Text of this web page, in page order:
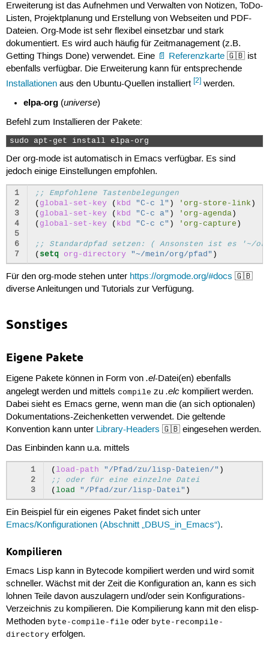
Erweiterung ist das Aufnehmen und Verwalten von Notizen, ToDo-
Listen, Projektplanung und Erstellung von Webseiten und PDF-
Dateien. Org-Mode ist sehr flexibel einsetzbar und stark
dokumentiert. Es wird auch häufig für Zeitmanagement (z.B.
Getting Things Done) verwendet. Eine
Referenzkarte🇬🇧 ist
ebenfalls verfügbar. Die Erweiterung kann für entsprechende
Installationenaus den Ubuntu-Quellen installiert [2]werden.
elpa-org (universe)
Befehl zum Installieren der Pakete:
sudo apt-get install elpa-org
Der org-mode ist automatisch in Emacs verfügbar. Es sind
jedoch einige Einstellungen empfohlen.
1
2
3
4
5
6
7
;; Empfohlene Tastenbelegungen
( global-set-key ( kbd "C-c l" ) 'org-store-link )
( global-set-key ( kbd "C-c a" ) 'org-agenda )
( global-set-key ( kbd "C-c c" ) 'org-capture )
;; Standardpfad setzen: ( Ansonsten ist es '~/
( setq org-directory "~/mein/org/pfad" )
Für den org-mode stehen unter https://orgmode.org/#docs 🇬🇧
diverse Anleitungen und Tutorials zur Verfügung.
Sonstiges
Eigene Pakete
Eigene Pakete können in Form von .el-Datei(en) ebenfalls
angelegt werden und mittels compile zu .elckompiliert werden.
Dabei sieht es Emacs gerne, wenn man die (an sich optionalen)
Dokumentations-Zeichenketten verwendet. Die geltende
Konvention kann unter Library-Headers 🇬🇧 eingesehen werden.
Das Einbinden kann u.a. mittels
1
2
3
( load-path "/Pfad/zu/lisp-Dateien/" )
;; oder für eine einzelne Datei
(load "/Pfad/zur/lisp-Datei" )
Ein Beispiel für ein eigenes Paket findet sich unter
Emacs/Konfigurationen (Abschnitt „DBUS_in_Emacs“).
Kompilieren
Emacs Lisp kann in Bytecode kompiliert werden und wird somit
schneller. Wächst mit der Zeit die Konfiguration an, kann es sich
lohnen Teile davon auszulagern und/oder sein Konfigurations-
Verzeichnis zu kompilieren. Die Kompilierung kann mit den elisp-
Methoden byte-compile-file oder byte-recompile-
directoryerfolgen.